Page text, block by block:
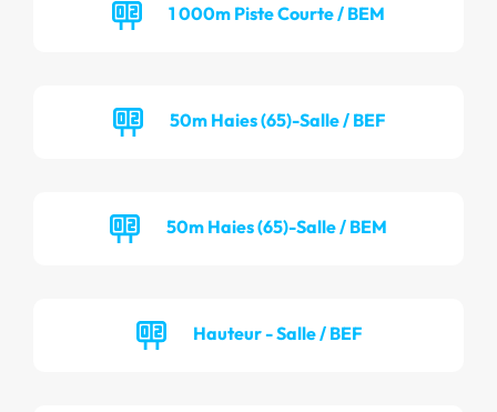
1 000m Piste Courte / BEM
50m Haies (65)-Salle / BEF
50m Haies (65)-Salle / BEM
Hauteur - Salle / BEF